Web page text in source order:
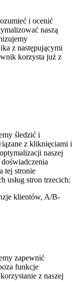
i ocenić
naszą
z następującymi
korzysta już z
śledzić i
z kliknięciami i
naszej
tej stronie
usług stron trzecich:
klientów, A/B-
zapewnić
funkcje
z naszej